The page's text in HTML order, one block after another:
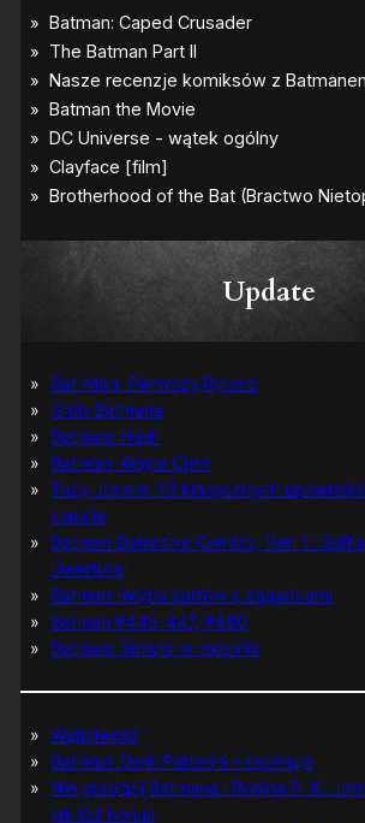
Update
Bat-Man: Pierwszy Rycerz
Grób Batmana
Batman: Hush
Batman: Wojna Cieni
Tuzy Jokera: 13 klasycznych
klaunie
Batman Detective Comics, Tom 1:
Uwertura
Batman: Wojna żartów z zagadkami
Batman #445-447, #480
Batman: Śmierć w rodzinie
Wątpliwość
Batman: Dark Patterns – recenzja
Nie prześpij Batmana i Robina P. K.
jak lód bonus